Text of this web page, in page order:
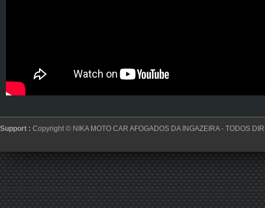
Support : Copyright © NIKA MOTO CAR AFOGADOS DA INGAZEIRA- TODOS